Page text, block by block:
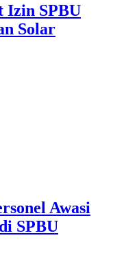
Izin SPBU
Solar
Awasi
SPBU